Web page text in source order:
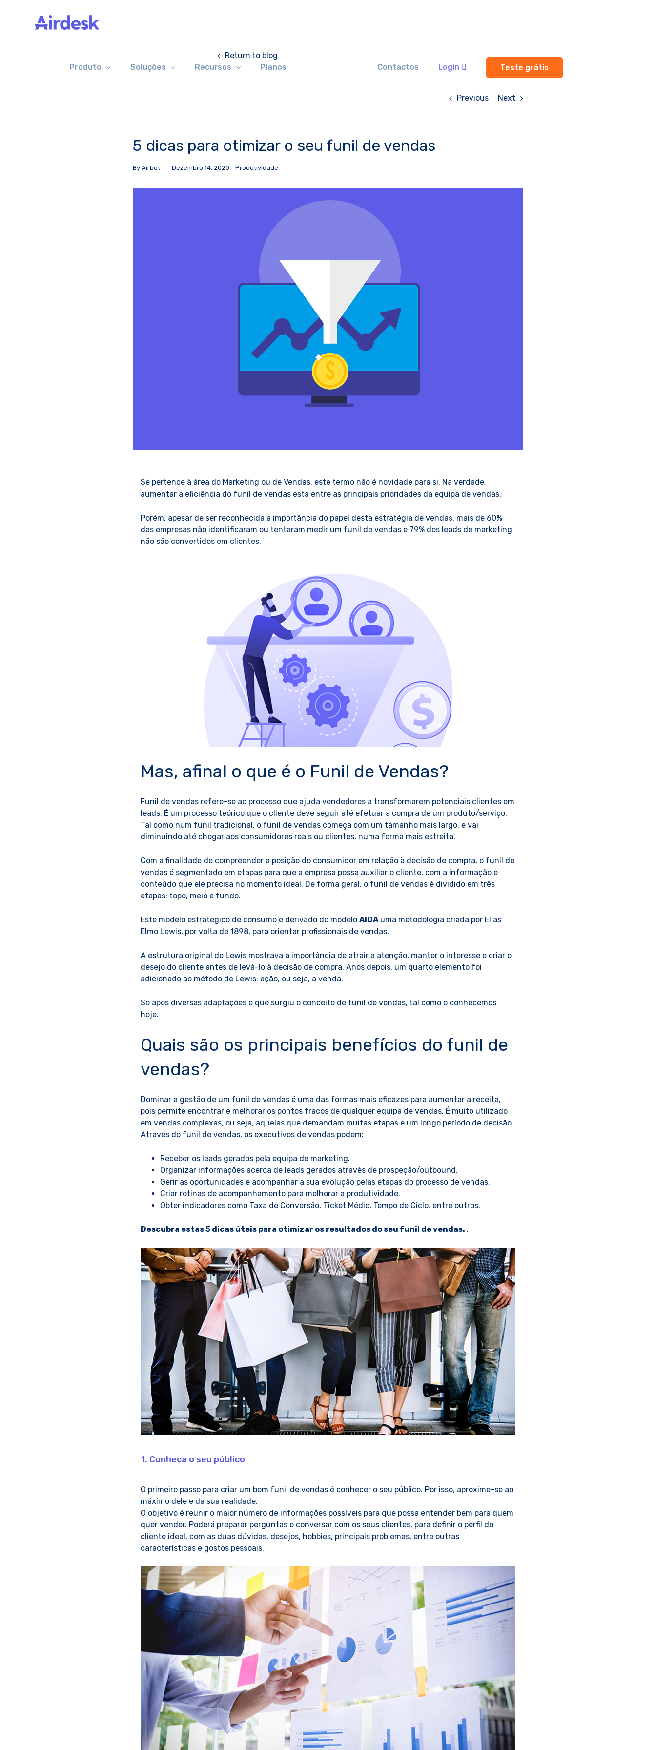
Produto Soluções Recursos Planos Contactos Login Teste grátis
Return to blog
Previous Next
5 dicas para otimizar o seu funil de vendas
By Airbot Dezembro 14, 2020 Produtividade
Se pertence à área do Marketing ou de Vendas, este termo não é novidade para si. Na verdade,
aumentar a eficiência do funil de vendas está entre as principais prioridades da equipa de vendas.
Porém, apesar de ser reconhecida a importância do papel desta estratégia de vendas, mais de 60%
das empresas não identificaram ou tentaram medir um funil de vendas e 79% dos leads de marketing
não são convertidos em clientes.
Mas, afinal o que é o Funil de Vendas?
Funil de vendas refere-se ao processo que ajuda vendedores a transformarem potenciais clientes em
leads. É um processo teórico que o cliente deve seguir até efetuar a compra de um produto/serviço.
Tal como num funil tradicional, o funil de vendas começa com um tamanho mais largo, e vai
diminuindo até chegar aos consumidores reais ou clientes, numa forma mais estreita.
Com a finalidade de compreender a posição do consumidor em relação à decisão de compra, o funil de
vendas é segmentado em etapas para que a empresa possa auxiliar o cliente, com a informação e
conteúdo que ele precisa no momento ideal. De forma geral, o funil de vendas é dividido em três
etapas: topo, meio e fundo.
Este modelo estratégico de consumo é derivado do modelo AIDA uma metodologia criada por Elias
Elmo Lewis, por volta de 1898, para orientar profissionais de vendas.
A estrutura original de Lewis mostrava a importância de atrair a atenção, manter o interesse e criar o
desejo do cliente antes de levá-lo à decisão de compra. Anos depois, um quarto elemento foi
adicionado ao método de Lewis: ação, ou seja, a venda.
Só após diversas adaptações é que surgiu o conceito de funil de vendas, tal como o conhecemos
hoje.
Quais são os principais benefícios do funil de
vendas?
Dominar a gestão de um funil de vendas é uma das formas mais eficazes para aumentar a receita,
pois permite encontrar e melhorar os pontos fracos de qualquer equipa de vendas. É muito utilizado
em vendas complexas, ou seja, aquelas que demandam muitas etapas e um longo período de decisão.
Através do funil de vendas, os executivos de vendas podem:
Receber os leads gerados pela equipa de marketing.
Organizar informações acerca de leads gerados através de prospeção/outbound.
Gerir as oportunidades e acompanhar a sua evolução pelas etapas do processo de vendas.
Criar rotinas de acompanhamento para melhorar a produtividade.
Obter indicadores como Taxa de Conversão, Ticket Médio, Tempo de Ciclo, entre outros.
Descubra estas 5 dicas úteis para otimizar os resultados do seu funil de vendas. .
1. Conheça o seu público
O primeiro passo para criar um bom funil de vendas é conhecer o seu público. Por isso, aproxime-se ao
máximo dele e da sua realidade.
O objetivo é reunir o maior número de informações possíveis para que possa entender bem para quem
quer vender. Poderá preparar perguntas e conversar com os seus clientes, para definir o perfil do
cliente ideal, com as duas dúvidas, desejos, hobbies, principais problemas, entre outras
características e gostos pessoais.